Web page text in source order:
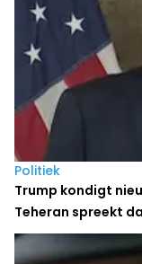
Politiek
Trump kondigt
Teheran spreekt